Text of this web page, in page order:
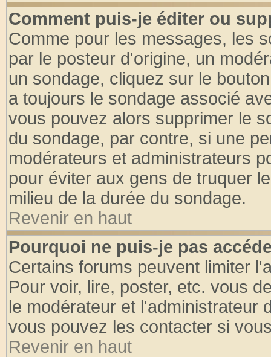
Comment puis-je éditer ou
Comme pour les messages, les
par le posteur d'origine, un
un sondage, cliquez sur le
a toujours le sondage associé
vous pouvez alors supprimer le
du sondage, par contre, si une
modérateurs et administrateurs
pour éviter aux gens de truquer
milieu de la durée du sondage.
Revenir en haut
Pourquoi ne puis-je pas
Certains forums peuvent limiter
Pour voir, lire, poster, etc. vous
le modérateur et l'administrateur
vous pouvez les contacter si
Revenir en haut